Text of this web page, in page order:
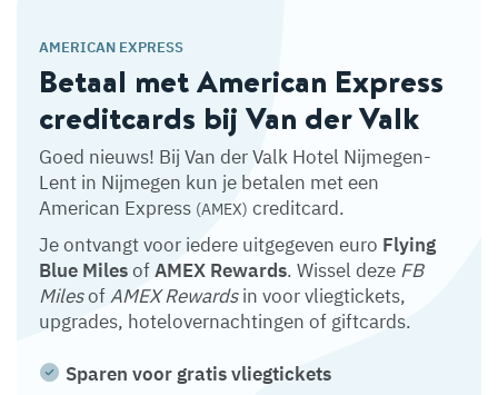
AMERICAN EXPRESS
Betaal met American Express
creditcards bij Van der Valk
Goed nieuws! Bij Van der Valk Hotel Nijmegen-
Lent in Nijmegen kun je betalen met een
American Express (AMEX) creditcard.
Je ontvangt voor iedere uitgegeven euro Flying
Blue MilesofAMEX Rewards. Wissel deze FB
MilesofAMEX Rewardsin voor vliegtickets,
upgrades, hotelovernachtingen of giftcards.
Sparen voor gratis vliegtickets